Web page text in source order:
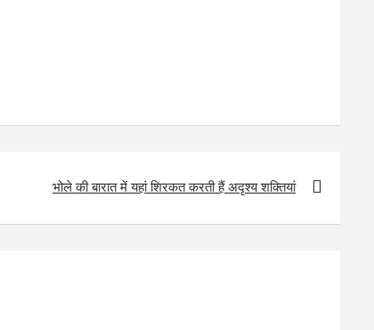
भोले की बारात में यहां शिरकत करती हैं अदृश्य शक्तियां